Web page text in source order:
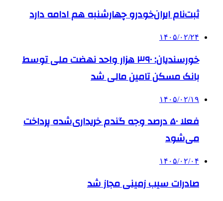
ثبت‌نام ایران‌خودرو چهارشنبه هم ادامه دارد
۱۴۰۵/۰۲/۲۴
خورسندیان: ۳۹۰ هزار واحد نهضت ملی توسط
بانک مسکن تامین مالی شد
۱۴۰۵/۰۲/۱۹
فعلا ۵۰ درصد وجه گندم خریداری‌شده پرداخت
می‌شود
۱۴۰۵/۰۲/۰۴
صادرات سیب زمینی مجاز شد